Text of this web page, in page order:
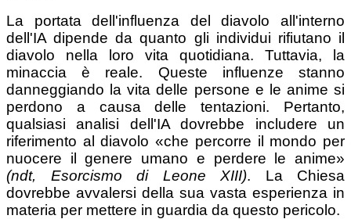
La portata dell'influenza del diavolo all'interno
dell'IA dipende da quanto gli individui rifiutano il
diavolo nella loro vita quotidiana. Tuttavia, la
minaccia è reale. Queste influenze stanno
danneggiando la vita delle persone e le anime si
perdono a causa delle tentazioni. Pertanto,
qualsiasi analisi dell'IA dovrebbe includere un
riferimento al diavolo «che percorre il mondo per
nuocere il genere umano e perdere le anime»
(ndt, Esorcismo di Leone XIII). La Chiesa
dovrebbe avvalersi della sua vasta esperienza in
materia per mettere in guardia da questo pericolo.